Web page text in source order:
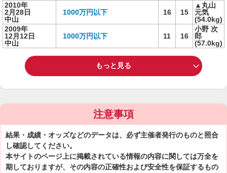
2010年
2月28日
中山
1000万円以下 16 15
▲丸山
元気
(54.0kg)
2009年
12月12日
中山
1000万円以下 11 16
小野 次
郎
(57.0kg)
もっと見る
注意事項
結果・成績・オッズなどのデータは、必ず主催者発行のものと照合
し確認してください。
本サイトのページ上に掲載されている情報の内容に関しては万全を
期しておりますが、その内容の正確性および安全性を保証するもの